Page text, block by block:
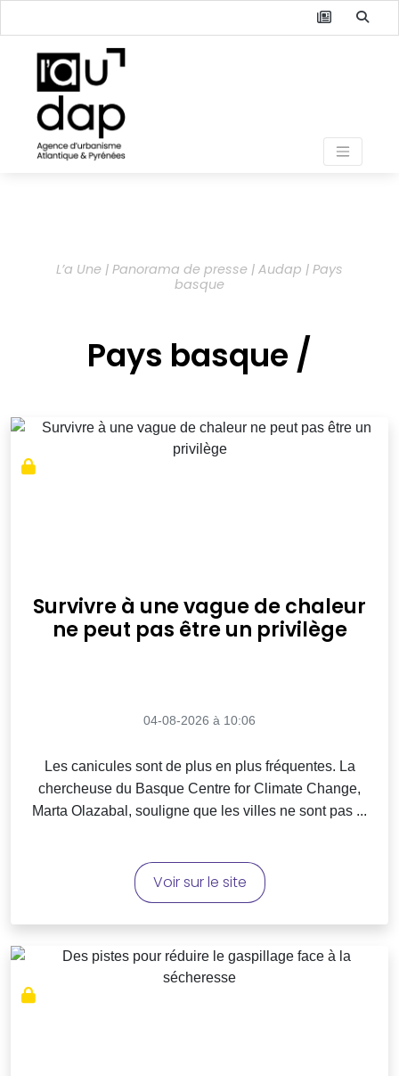
L’a Une | Panorama de presse | Audap | Pays
basque
Pays basque
Survivre à une vague de chaleur
ne peut pas être un privilège
04-08-2026 à 10:06
Les canicules sont de plus en plus fréquentes. La
chercheuse du Basque Centre for Climate Change,
Marta Olazabal, souligne que les villes ne sont pas ...
Voir sur le site